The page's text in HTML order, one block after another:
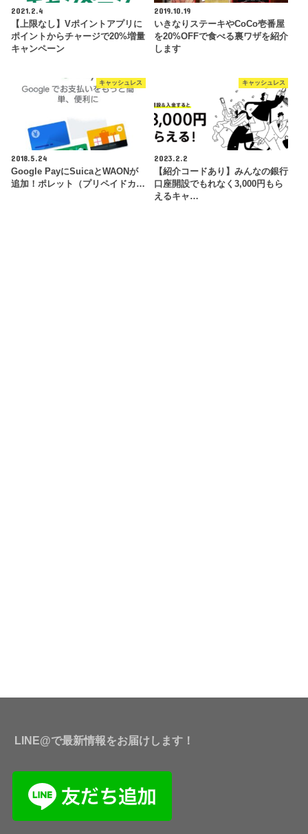
2021.2.4
【上限なし】Vポイントアプリに
ポイントからチャージで20%増量
キャンペーン
2019.10.19
いきなりステーキやCoCo壱番屋
を20%OFFで食べる裏ワザを紹介
します
キャッシュレス
2018.5.24
Google PayにSuicaとWAONが
追加！ポレット（プリペイドカ…
キャッシュレス
2023.2.2
【紹介コードあり】みんなの銀行
口座開設でもれなく3,000円もら
えるキャ…
LINE@で最新情報をお届けします！